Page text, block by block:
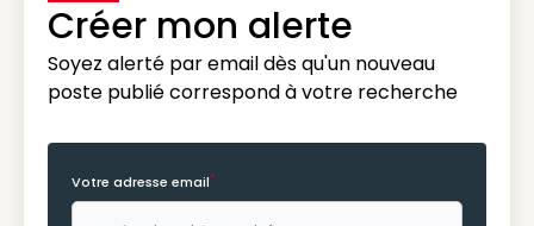
Créer mon alerte
Soyez alerté par email dès qu'un nouveau
poste publié correspond à votre recherche
Votre adresse email*